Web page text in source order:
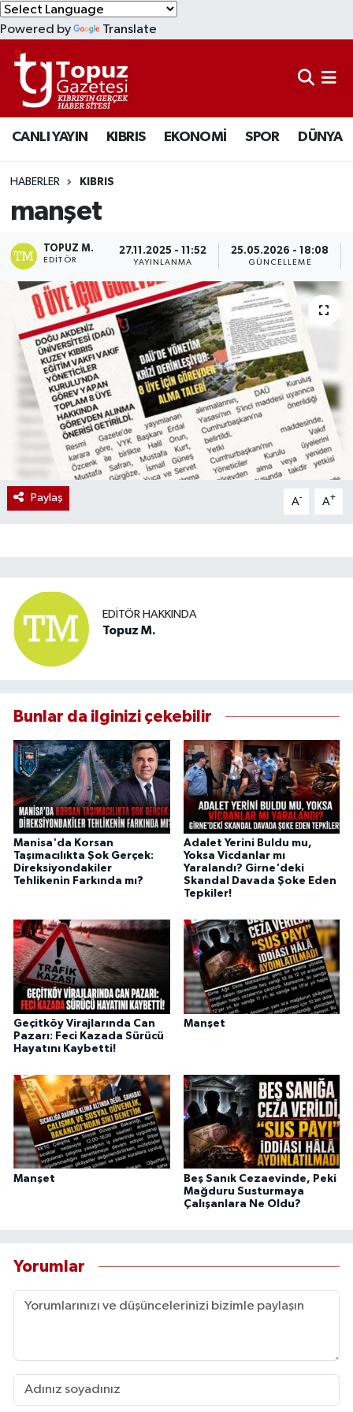
Powered by Translate
CANLI YAYIN KIBRIS EKONOMİ SPOR DÜNYA
HABERLER KIBRIS
manşet
TOPUZ M.
EDITÖR
27.11.2025 - 11:52
YAYINLANMA
25.05.2026 - 18:08
GÜNCELLEME
Paylaş A- A+
EDITÖR HAKKINDA
Topuz M.
Bunlar da ilginizi çekebilir
Manisa'da Korsan
Taşımacılıkta Şok Gerçek:
Direksiyondakiler
Tehlikenin Farkında mı?
Adalet Yerini Buldu mu,
Yoksa Vicdanlar mı
Yaralandı? Girne'deki
Skandal Davada Şoke Eden
Tepkiler!
Geçitköy Virajlarında Can
Pazarı: Feci Kazada Sürücü
Hayatını Kaybetti!
Manşet
Manşet
Beş Sanık Cezaevinde, Peki
Mağduru Susturmaya
Çalışanlara Ne Oldu?
Yorumlar
KIBRIS
DÜNYA
EKONOMİ
MAGAZİN
SAĞLIK
SPOR
TEKNOLOJİ
TÜRKİYE
Lefkoşa Nöbetçi Eczaneler
Lefkoşa Hava Durumu
Lefkoşa Trafik Yoğunluk Haritası
Süper Lig Puan Durumu ve Fikstür
Tüm Manşetler
Son Dakika Haberleri
Haber Arşivi